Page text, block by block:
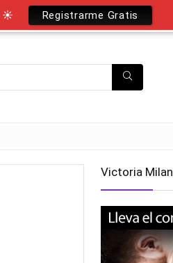
Victoria Milan
☀ Registrarme Gratis